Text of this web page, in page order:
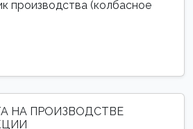
производства (колбасное
НА ПРОИЗВОДСТВЕ